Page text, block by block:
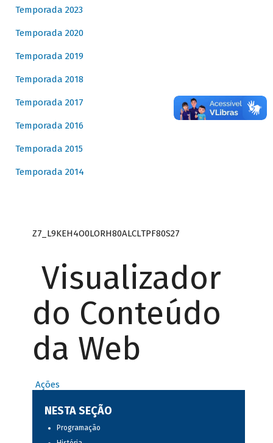
Temporada 2023
Temporada 2020
Temporada 2019
Temporada 2018
Temporada 2017
Temporada 2016
Temporada 2015
Temporada 2014
Z7_L9KEH4O0LORH80ALCLTPF80S27
Visualizador
do Conteúdo
da Web
Ações
NESTA SEÇÃO
Programação